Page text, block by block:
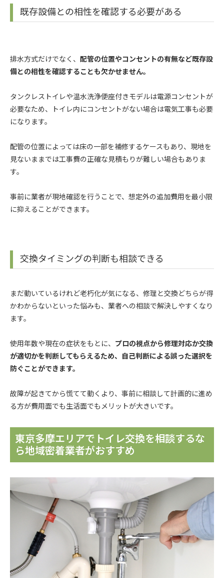
既存設備との相性を確認する必要がある
排水方式だけでなく、 配管の位置やコンセントの有無など既存設
備との相性を確認することも欠かせません。
タンクレストイレや温水洗浄便座付きモデルは電源コンセントが
必要なため、トイレ内にコンセントがない場合は電気工事も必要
になります。
配管の位置によっては床の一部を補修するケースもあり、現地を
見ないままでは工事費の正確な見積もりが難しい場合もありま
す。
事前に業者が現地確認を行うことで、想定外の追加費用を最小限
に抑えることができます。
交換タイミングの判断も相談できる
まだ動いているけれど老朽化が気になる、修理と交換どちらが得
かわからないといった悩みも、業者への相談で解決しやすくなり
ます。
使用年数や現在の症状をもとに、 プロの視点から修理対応か交換
が適切かを判断してもらえるため、自己判断による誤った選択を
防ぐことができます。
故障が起きてから慌てて動くより、事前に相談して計画的に進め
る方が費用面でも生活面でもメリットが大きいです。
東京多摩エリアでトイレ交換を相談するな
ら地域密着業者がおすすめ